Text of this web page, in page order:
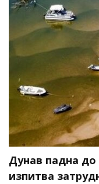
Дунав падна до
изпитва